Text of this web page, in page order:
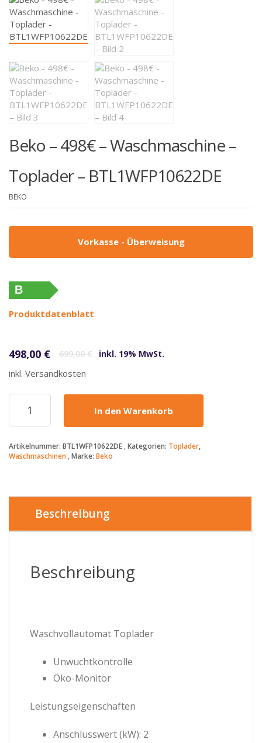
Beko – 498€ – Waschmaschine –
Toplader – BTL1WFP10622DE
BEKO
Vorkasse - Überweisung
B
Produktdatenblatt
699,00€
498,00 € inkl. 19% MwSt.
inkl. Versandkosten
Beko
498€
Waschmaschine
-
BTL1WFP10622DE
Menge
In den Warenkorb
Artikelnummer: BTL1WFP10622DE Kategorien: Toplader,
Waschmaschinen Marke: Beko
Beschreibung
Beschreibung
Waschvollautomat Toplader
Unwuchtkontrolle
Öko-Monitor
Leistungseigenschaften
Anschlusswert (kW): 2